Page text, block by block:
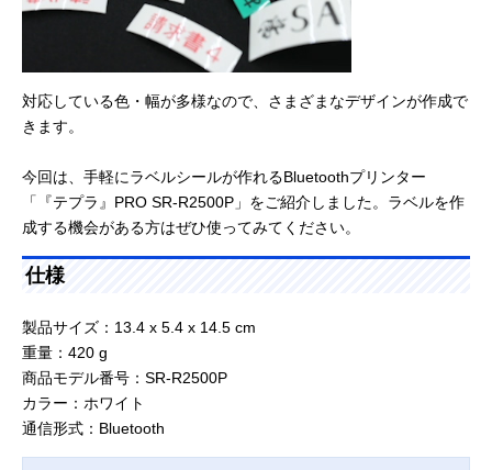
対応している色・幅が多様なので、さまざまなデザインが作成で
きます。
今回は、手軽にラベルシールが作れるBluetoothプリンター
「『テプラ』PRO SR-R2500P」をご紹介しました。ラベルを作
成する機会がある方はぜひ使ってみてください。
仕様
製品サイズ：‎13.4 x 5.4 x 14.5 cm
重量：420 g
商品モデル番号：‎SR-R2500P
カラー：ホワイト
通信形式：Bluetooth